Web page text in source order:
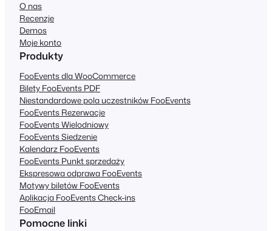
O nas
Recenzje
Demos
Moje konto
Produkty
FooEvents dla WooCommerce
Bilety FooEvents PDF
Niestandardowe pola uczestników FooEvents
FooEvents Rezerwacje
FooEvents Wielodniowy
FooEvents Siedzenie
Kalendarz FooEvents
FooEvents Punkt sprzedaży
Ekspresowa odprawa FooEvents
Motywy biletów FooEvents
Aplikacja FooEvents Check-ins
FooEmail
Pomocne linki